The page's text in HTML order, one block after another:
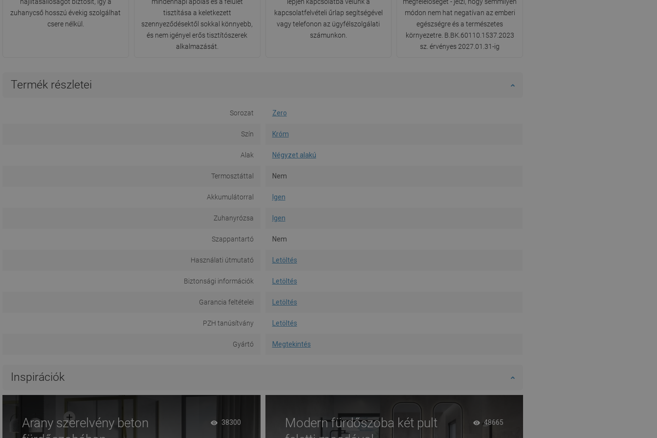
zuhanycső hosszú évekig szolgálhat
csere nélkül.
tisztítása a keletkezett
szennyeződésektől sokkal könnyebb,
és nem igényel erős tisztítószerek
alkalmazását.
kapcsolatfelvételi űrlap segítségével
vagy telefonon az ügyfélszolgálati
számunkon.
módon nem hat negatívan az emberi
egészségre és a természetes
környezetre. B.BK.60110.1537.2023
sz. érvényes 2027.01.31-ig
Termék részletei
Sorozat Zero
Szín Króm
Alak Négyzet alakú
Termosztáttal Nem
Akkumulátorral Igen
Zuhanyrózsa Igen
Szappantartó Nem
Használati útmutató Letöltés
Biztonsági információk Letöltés
Garancia feltételei Letöltés
PZH tanúsítvány Letöltés
Gyártó Megtekintés
Inspirációk
Arany szerelvény beton
38300
Modern fürdőszoba két pult
48665
SWEDISH